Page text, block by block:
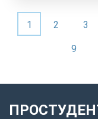
1 2 3
9